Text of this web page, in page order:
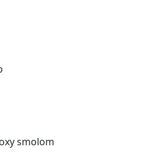
smolom